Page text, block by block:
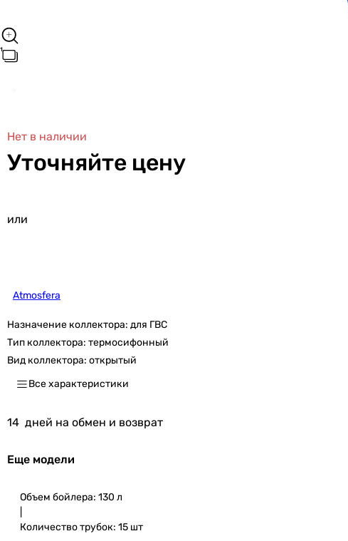
Нет в наличии
Уточняйте цену
или
Atmosfera
Назначение коллектора: для ГВС
Тип коллектора: термосифонный
Вид коллектора: открытый
Все характеристики
14 дней на обмен и возврат
Еще модели
Объем бойлера: 130 л
Количество трубок: 15 шт